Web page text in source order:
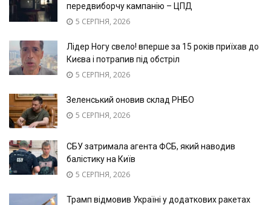
передвиборчу кампанію – ЦПД
5 СЕРПНЯ, 2026
Лідер Ногу свело! вперше за 15 років приїхав до
Києва і потрапив під обстріл
5 СЕРПНЯ, 2026
Зеленський оновив склад РНБО
5 СЕРПНЯ, 2026
СБУ затримала агента ФСБ, який наводив
балістику на Київ
5 СЕРПНЯ, 2026
Трамп відмовив Україні у додаткових ракетах